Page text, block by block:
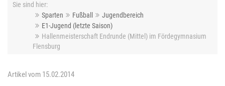
Sie sind hier:
Sparten
Fußball
Jugendbereich
E1-Jugend (letzte Saison)
Hallenmeisterschaft Endrunde (Mittel) im Fördegymnasium
Flensburg
Artikel vom 15.02.2014